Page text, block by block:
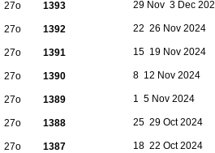
27ο 1393 29 Nov  3 Dec
27ο 1392 22  26 Nov 2024
27ο 1391 15  19 Nov 2024
27ο 1390 8  12 Nov 2024
27ο 1389 1  5 Nov 2024
27ο 1388 25  29 Oct 2024
27ο 1387 18  22 Oct 2024